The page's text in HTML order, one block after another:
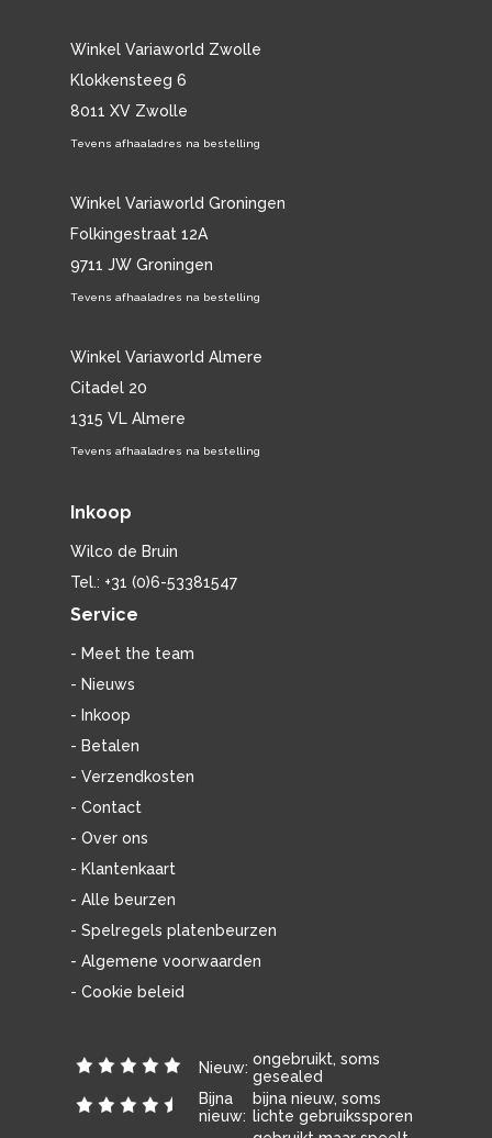
Winkel Variaworld Zwolle
Klokkensteeg 6
8011 XV Zwolle
Tevens afhaaladres na bestelling
Winkel Variaworld Groningen
Folkingestraat 12A
9711 JW Groningen
Tevens afhaaladres na bestelling
Winkel Variaworld Almere
Citadel 20
1315 VL Almere
Tevens afhaaladres na bestelling
Inkoop
Wilco de Bruin
Tel.: +31 (0)6-53381547
Service
- Meet the team
- Nieuws
- Inkoop
- Betalen
- Verzendkosten
- Contact
- Over ons
- Klantenkaart
- Alle beurzen
- Spelregels platenbeurzen
- Algemene voorwaarden
- Cookie beleid
Nieuw: ongebruikt, soms
gesealed
Bijna
nieuw:
bijna nieuw, soms
lichte gebruikssporen